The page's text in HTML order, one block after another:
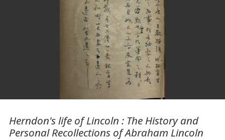
Herndon's life of Lincoln : The History and
Personal Recollections of Abraham Lincoln